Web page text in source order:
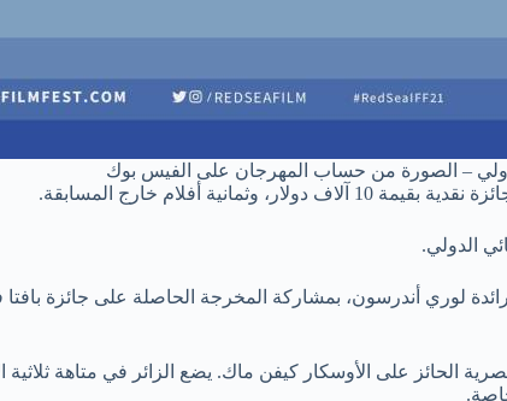
– الصورة من حساب المهرجان على الفيس بوك
الدولي.
لوري أندرسون، بمشاركة المخرجة الحاصلة على جائزة بافتا
الحائز على الأوسكار كيفن ماك. يضع الزائر في متاهة ثلاثية